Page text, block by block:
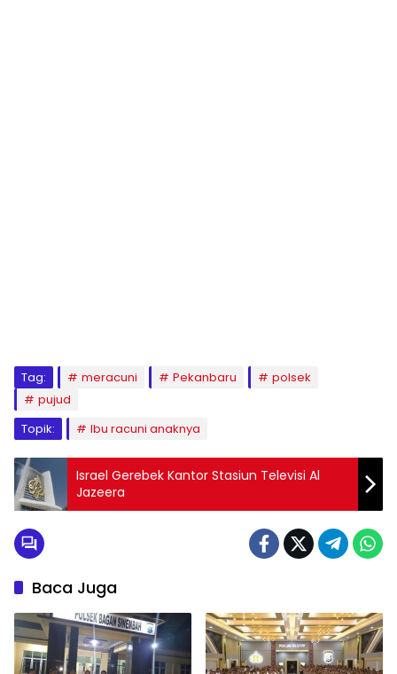
Tag: meracuni Pekanbaru
polsek
pujud
Topik:
Ibu racuni anaknya
Israel Gerebek Kantor Stasiun Televisi Al
Jazeera
Baca Juga